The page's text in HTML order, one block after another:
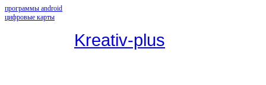
программы android
цифровые карты
Kreativ-plus